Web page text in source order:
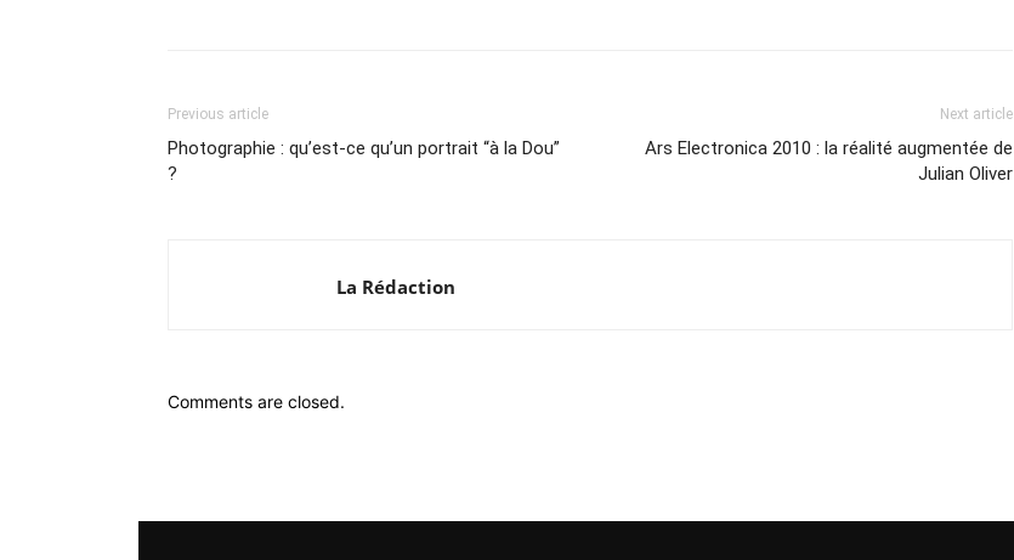
Previous article
Photographie : qu’est-ce qu’un portrait “à la Dou”
?
Next article
Ars Electronica 2010 : la réalité augmentée de
Julian Oliver
La Rédaction
Comments are closed.